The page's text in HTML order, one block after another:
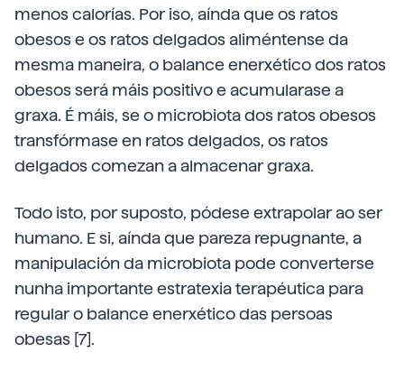
menos calorías. Por iso, aínda que os ratos
obesos e os ratos delgados aliméntense da
mesma maneira, o balance enerxético dos ratos
obesos será máis positivo e acumularase a
graxa. É máis, se o microbiota dos ratos obesos
transfórmase en ratos delgados, os ratos
delgados comezan a almacenar graxa.
Todo isto, por suposto, pódese extrapolar ao ser
humano. E si, aínda que pareza repugnante, a
manipulación da microbiota pode converterse
nunha importante estratexia terapéutica para
regular o balance enerxético das persoas
obesas [7].